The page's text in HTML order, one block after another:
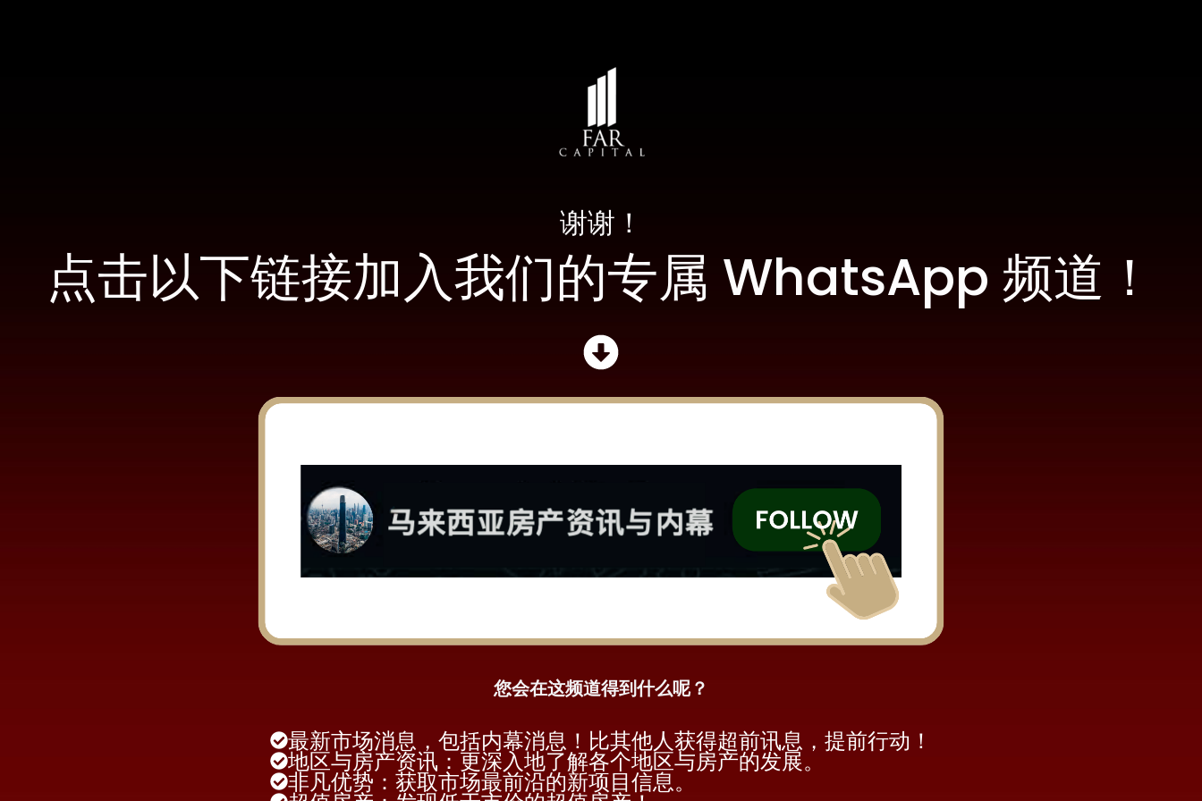
谢谢！
点击以下链接加入我们的专属 WhatsApp 频道！
您会在这频道得到什么呢？
最新市场消息，包括内幕消息！比其他人获得超前讯息，提前行动！
地区与房产资讯：更深入地了解各个地区与房产的发展。
非凡优势：获取市场最前沿的新项目信息。